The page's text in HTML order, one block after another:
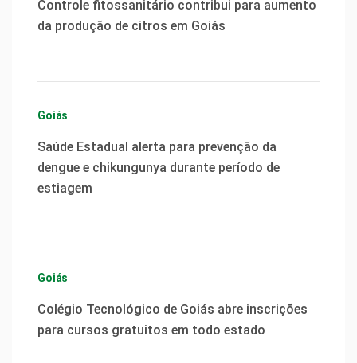
Controle fitossanitário contribui para aumento
da produção de citros em Goiás
Goiás
Saúde Estadual alerta para prevenção da
dengue e chikungunya durante período de
estiagem
Goiás
Colégio Tecnológico de Goiás abre inscrições
para cursos gratuitos em todo estado